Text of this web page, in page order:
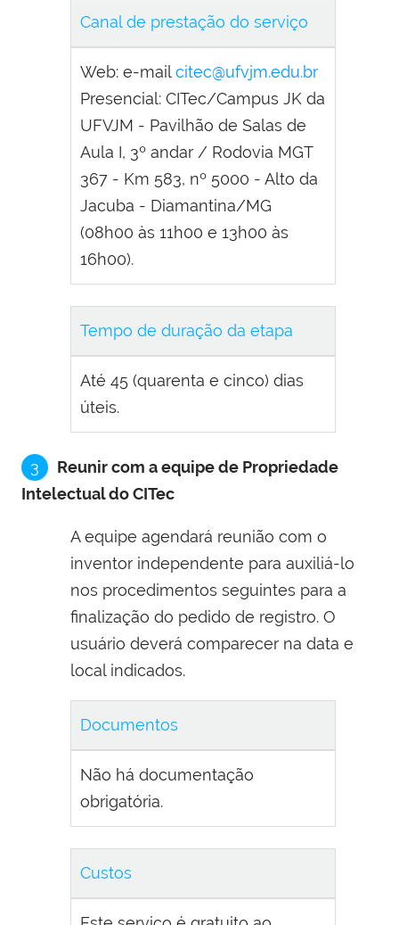
Canal de prestação do serviço
Web: e-mailcitec@ufvjm.edu.br
Presencial: CITec/Campus JK da
UFVJM - Pavilhão de Salas de
Aula I, 3º andar / Rodovia MGT
367 - Km 583, nº 5000 - Alto da
Jacuba - Diamantina/MG
(08h00 às 11h00 e 13h00 às
16h00).
Tempo de duração da etapa
Até 45 (quarenta e cinco) dias
úteis.
3
Reunir com a equipe de Propriedade
Intelectual do CITec
A equipe agendará reunião com o
inventor independente para auxiliá-lo
nos procedimentos seguintes para a
finalização do pedido de registro. O
usuário deverá comparecer na data e
local indicados.
Documentos
Não há documentação
obrigatória.
Custos